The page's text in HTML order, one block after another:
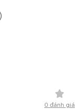
0 đánh giá